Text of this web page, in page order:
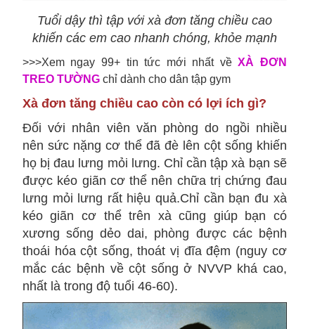
Tuổi dậy thì tập với xà đơn tăng chiều cao
khiến các em cao nhanh chóng, khỏe mạnh
>>>Xem ngay 99+ tin tức mới nhất vềXÀ ĐƠN
TREO TƯỜNGchỉ dành cho dân tập gym
Xà đơn tăng chiều cao còn có lợi ích gì?
Đối với nhân viên văn phòng do ngồi nhiều
nên sức nặng cơ thể đã đè lên cột sống khiến
họ bị đau lưng mỏi lưng. Chỉ cần tập xà bạn sẽ
được kéo giãn cơ thể nên chữa trị chứng đau
lưng mỏi lưng rất hiệu quả.Chỉ cần bạn đu xà
kéo giãn cơ thể trên xà cũng giúp bạn có
xương sống dẻo dai, phòng được các bệnh
thoái hóa cột sống, thoát vị đĩa đệm (nguy cơ
mắc các bệnh về cột sống ở NVVP khá cao,
nhất là trong độ tuổi 46-60).